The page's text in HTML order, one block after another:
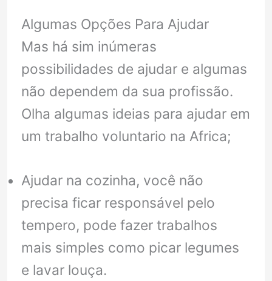
Algumas Opções Para Ajudar
Mas há sim inúmeras
possibilidades de ajudar e algumas
não dependem da sua profissão.
Olha algumas ideias para ajudar em
um trabalho voluntario na Africa;
Ajudar na cozinha, você não
precisa ficar responsável pelo
tempero, pode fazer trabalhos
mais simples como picar legumes
e lavar louça.